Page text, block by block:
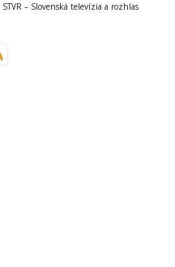
– Slovenská televízia a rozhlas